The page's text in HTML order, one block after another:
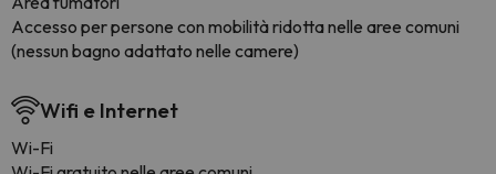
Accesso per persone con mobilità ridotta nelle aree comuni
(nessun bagno adattato nelle camere)
Wifi e Internet
Wi-Fi